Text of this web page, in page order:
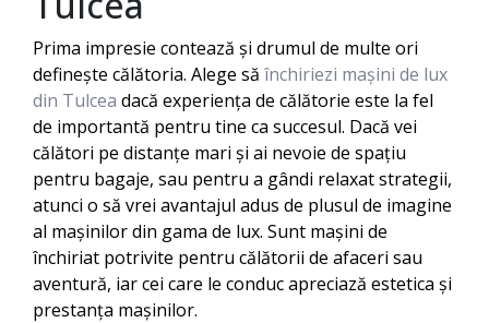
Prima impresie contează și drumul de multe ori
definește călătoria. Alege să închiriezi mașini de lux
din Tulcea dacă experiența de călătorie este la fel
de importantă pentru tine ca succesul. Dacă vei
călători pe distanțe mari și ai nevoie de spațiu
pentru bagaje, sau pentru a gândi relaxat strategii,
atunci o să vrei avantajul adus de plusul de imagine
al mașinilor din gama de lux. Sunt mașini de
închiriat potrivite pentru călătorii de afaceri sau
aventură, iar cei care le conduc apreciază estetica și
prestanța mașinilor.